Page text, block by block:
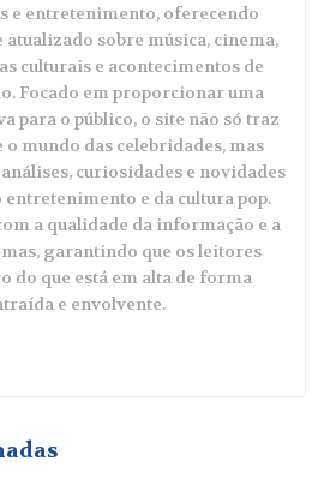
e entretenimento, oferecendo
atualizado sobre música, cinema,
culturais e acontecimentos de
Focado em proporcionar uma
para o público, o site não só traz
mundo das celebridades, mas
curiosidades e novidades
e da cultura pop.
a qualidade da informação e a
garantindo que os leitores
do que está em alta de forma
e envolvente.